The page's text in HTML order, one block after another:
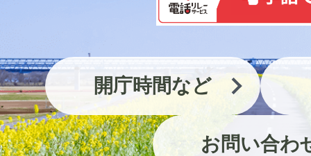
開庁時間など
お問い合わ